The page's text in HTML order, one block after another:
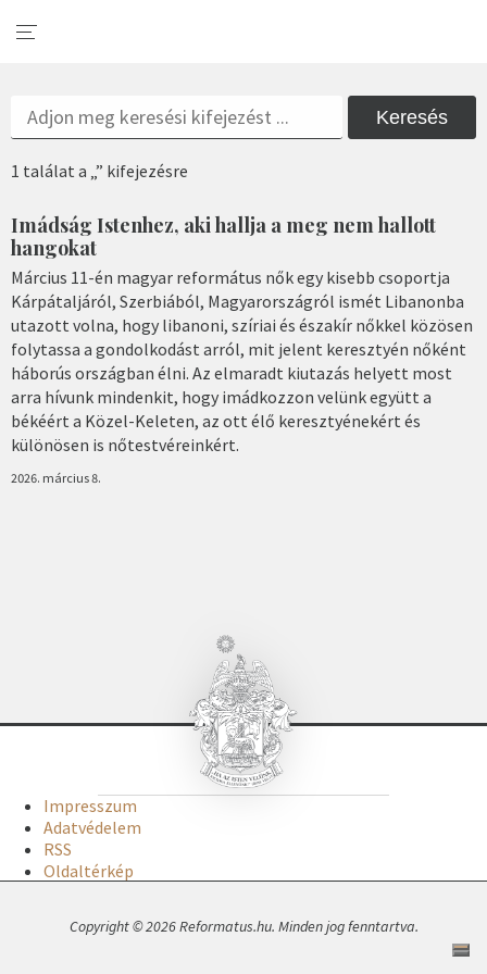
Keresés
1 találat a „” kifejezésre
Imádság Istenhez, aki hallja a meg nem hallott
hangokat
Március 11-én magyar református nők egy kisebb csoportja
Kárpátaljáról, Szerbiából, Magyarországról ismét Libanonba
utazott volna, hogy libanoni, szíriai és északír nőkkel közösen
folytassa a gondolkodást arról, mit jelent keresztyén nőként
háborús országban élni. Az elmaradt kiutazás helyett most
arra hívunk mindenkit, hogy imádkozzon velünk együtt a
békéért a Közel-Keleten, az ott élő keresztyénekért és
különösen is nőtestvéreinkért.
2026. március 8.
Impresszum
Adatvédelem
RSS
Oldaltérkép
Copyright © 2026 Reformatus.hu. Minden jog fenntartva.